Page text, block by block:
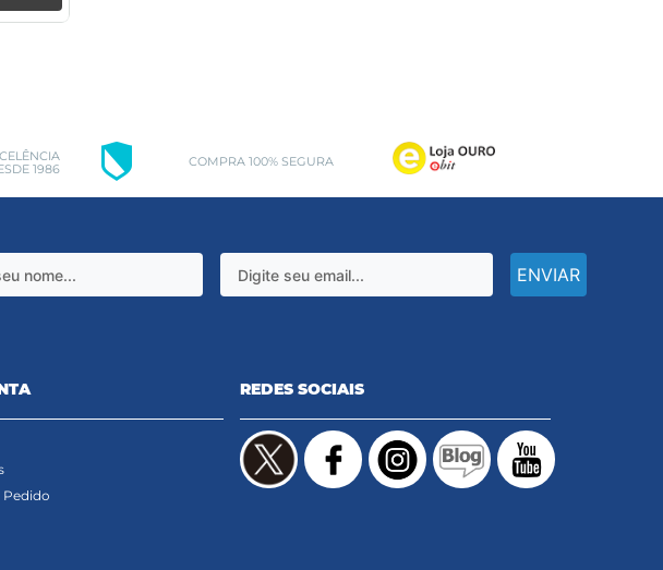
1986
COMPRA 100% SEGURA
ENVIAR
Pedido
REDES SOCIAIS